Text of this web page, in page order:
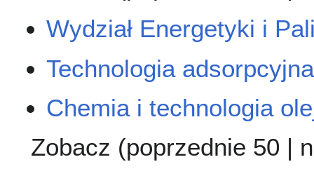
Wydział Energetyki i
Technologia adsorpcyjna
Chemia i technologia
Zobacz (poprzednie 50 |